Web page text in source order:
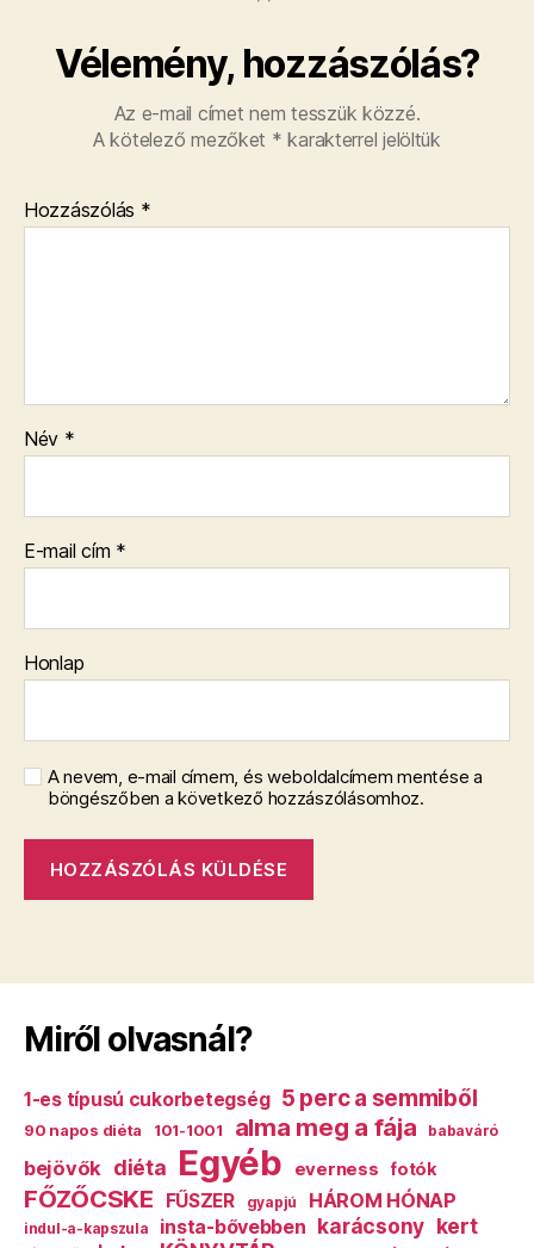
Vélemény, hozzászólás?
Az e-mail címet nem tesszük közzé.
A kötelező mezőket * karakterrel jelöltük
Hozzászólás *
Név *
E-mail cím *
Honlap
A nevem, e-mail címem, és weboldalcímem mentése a
böngészőben a következő hozzászólásomhoz.
Miről olvasnál?
1-es típusú cukorbetegség 5 perc a semmiből
90 napos diéta 101-1001 alma meg a fája babaváró
bejövők diéta Egyéb everness fotók
FŐZŐCSKE FŰSZER gyapjú HÁROM HÓNAP
indul-a-kapszula insta-bővebben karácsony kert